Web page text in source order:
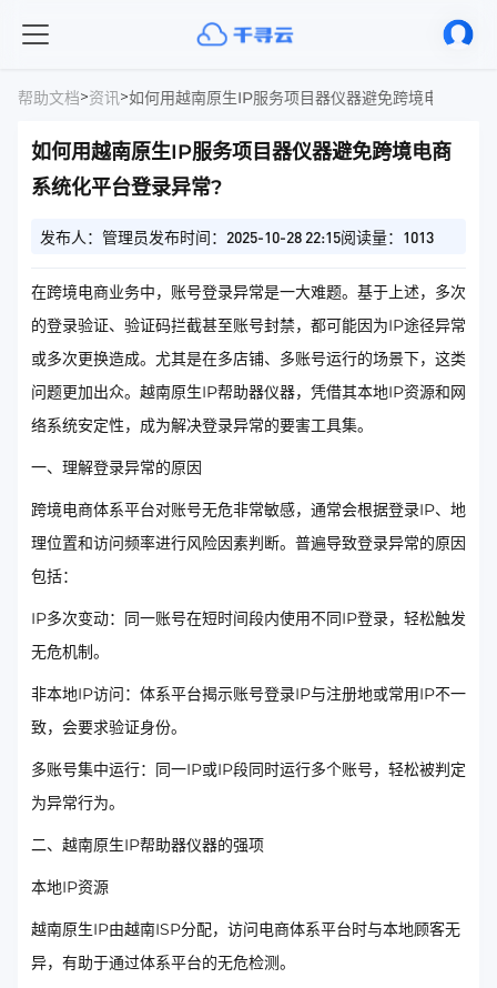
帮助文档>资讯>如何用越南原生IP服务项目器仪器避免跨境电商系统
如何用越南原生IP服务项目器仪器避免跨境电商
系统化平台登录异常?
发布人：管理员发布时间：2025-10-28 22:15阅读量：1013
在跨境电商业务中，账号登录异常是一大难题。基于上述，多次
的登录验证、验证码拦截甚至账号封禁，都可能因为IP途径异常
或多次更换造成。尤其是在多店铺、多账号运行的场景下，这类
问题更加出众。越南原生IP帮助器仪器，凭借其本地IP资源和网
络系统安定性，成为解决登录异常的要害工具集。
一、理解登录异常的原因
跨境电商体系平台对账号无危非常敏感，通常会根据登录IP、地
理位置和访问频率进行风险因素判断。普遍导致登录异常的原因
包括：
IP多次变动：同一账号在短时间段内使用不同IP登录，轻松触发
无危机制。
非本地IP访问：体系平台揭示账号登录IP与注册地或常用IP不一
致，会要求验证身份。
多账号集中运行：同一IP或IP段同时运行多个账号，轻松被判定
为异常行为。
二、越南原生IP帮助器仪器的强项
本地IP资源
越南原生IP由越南ISP分配，访问电商体系平台时与本地顾客无
异，有助于通过体系平台的无危检测。